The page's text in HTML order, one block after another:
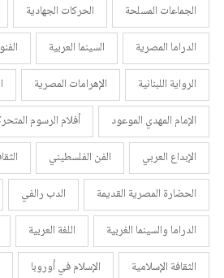
الجماعات المسلحة
الحركات الجهادية
الدراما المصرية
السينما العربية
الرواية اللبنانية
الإهرامات المصرية
الإمام المهدي الموعود
أفلام الرسوم
الإبداع العربي
الفن الفلسطيني
الحضارة المصرية القديمة
الدب رالفي
الدراما والسينما الغربية
اللغة العربية
الثقافة الإسلامية
الإسلام في أوروبا